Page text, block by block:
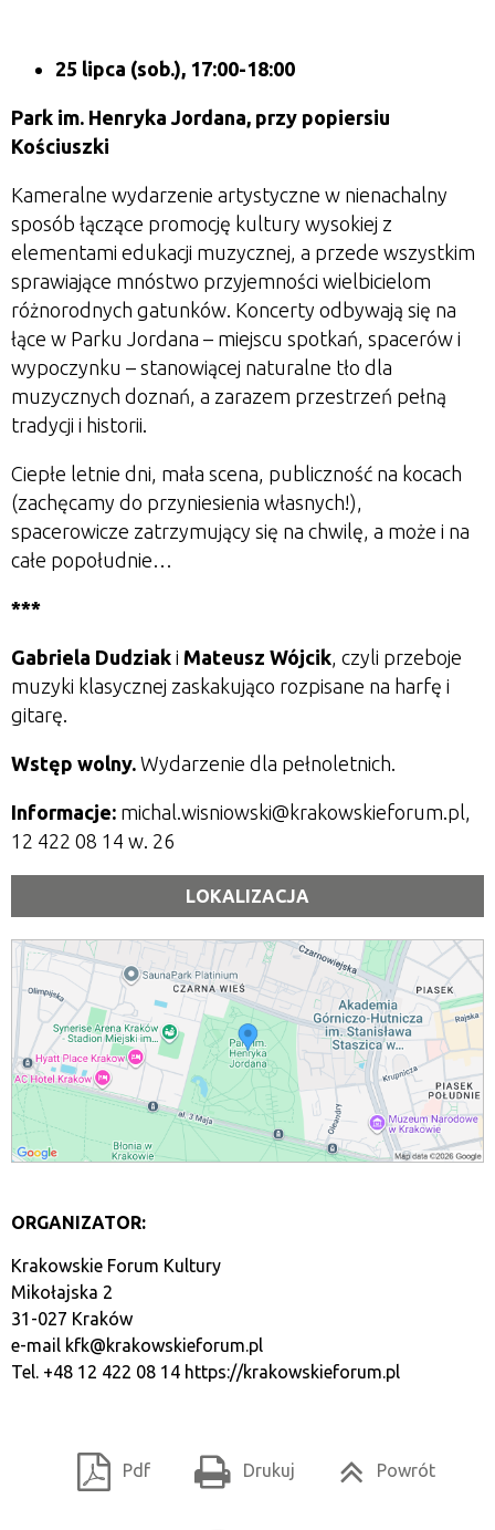
25 lipca (sob.), 17:00-18:00
Park im. Henryka Jordana, przy popiersiu
Kościuszki
Kameralne wydarzenie artystyczne w nienachalny
sposób łączące promocję kultury wysokiej z
elementami edukacji muzycznej, a przede wszystkim
sprawiające mnóstwo przyjemności wielbicielom
różnorodnych gatunków. Koncerty odbywają się na
łące w Parku Jordana – miejscu spotkań, spacerów i
wypoczynku – stanowiącej naturalne tło dla
muzycznych doznań, a zarazem przestrzeń pełną
tradycji i historii.
Ciepłe letnie dni, mała scena, publiczność na kocach
(zachęcamy do przyniesienia własnych!),
spacerowicze zatrzymujący się na chwilę, a może i na
całe popołudnie…
***
Gabriela Dudziak i Mateusz Wójcik, czyli przeboje
muzyki klasycznej zaskakująco rozpisane na harfę i
gitarę.
Wstęp wolny. Wydarzenie dla pełnoletnich.
Informacje: michal.wisniowski@krakowskieforum.pl,
12 422 08 14 w. 26
LOKALIZACJA
ORGANIZATOR:
Krakowskie Forum Kultury
Mikołajska 2
31-027 Kraków
e-mail kfk@krakowskieforum.pl
Tel. +48 12 422 08 14 https://krakowskieforum.pl
Pdf Drukuj Powrót